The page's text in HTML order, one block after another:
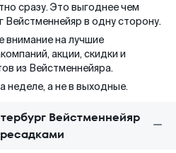
сразу. Это выгоднее чем
Вейстменнейяр в одну сторону.
внимание на лучшие
акции, скидки и
из Вейстменнейяра.
неделе, а не в выходные.
Вейстменнейяр